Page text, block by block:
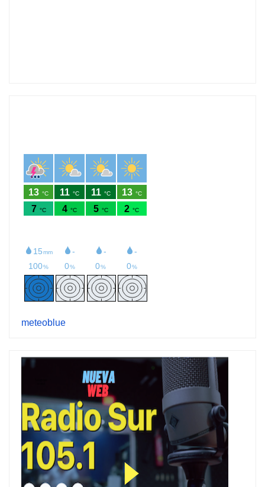
meteoblue